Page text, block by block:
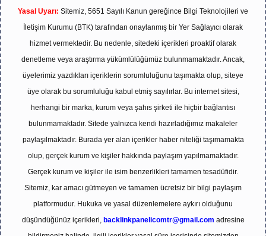
Yasal Uyarı: Sitemiz, 5651 Sayılı Kanun gereğince Bilgi Teknolojileri ve
İletişim Kurumu (BTK) tarafından onaylanmış bir Yer Sağlayıcı olarak
hizmet vermektedir. Bu nedenle, sitedeki içerikleri proaktif olarak
denetleme veya araştırma yükümlülüğümüz bulunmamaktadır. Ancak,
üyelerimiz yazdıkları içeriklerin sorumluluğunu taşımakta olup, siteye
üye olarak bu sorumluluğu kabul etmiş sayılırlar. Bu internet sitesi,
herhangi bir marka, kurum veya şahıs şirketi ile hiçbir bağlantısı
bulunmamaktadır. Sitede yalnızca kendi hazırladığımız makaleler
paylaşılmaktadır. Burada yer alan içerikler haber niteliği taşımamakta
olup, gerçek kurum ve kişiler hakkında paylaşım yapılmamaktadır.
Gerçek kurum ve kişiler ile isim benzerlikleri tamamen tesadüfidir.
Sitemiz, kar amacı gütmeyen ve tamamen ücretsiz bir bilgi paylaşım
platformudur. Hukuka ve yasal düzenlemelere aykırı olduğunu
düşündüğünüz içerikleri, backlinkpanelicomtr@gmail.com adresine